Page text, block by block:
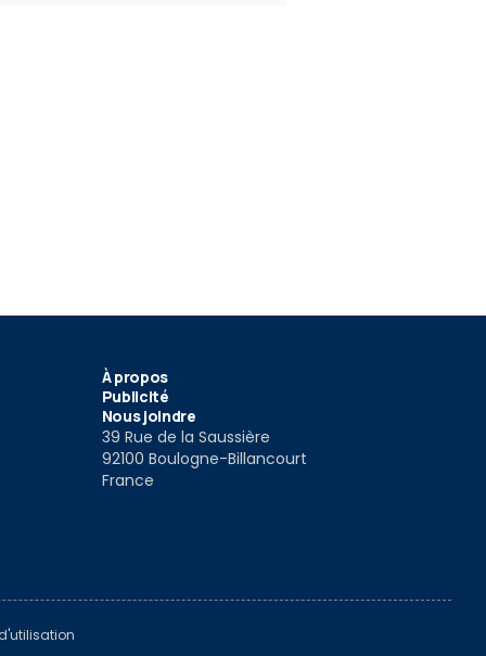
À propos
Publicité
Nous joindre
39 Rue de la Saussière
92100 Boulogne-Billancourt
France